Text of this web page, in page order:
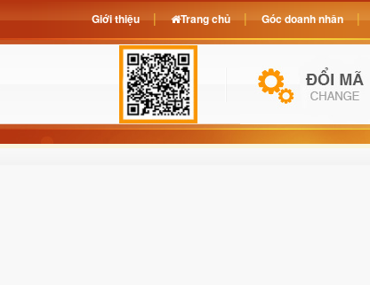
Giới thiệu Trang chủ Góc doanh nhân